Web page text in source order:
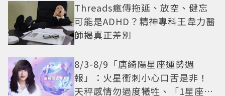
Threads瘋傳拖延、放空、健忘
可能是ADHD？精神專科王韋力醫
師揭真正差別
8/3-8/9「唐綺陽星座運勢週
報」：火星衝刺小心口舌是非！
天秤感情勿過度犧牲、「1星座」